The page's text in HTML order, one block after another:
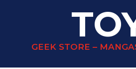
GEEK STORE –